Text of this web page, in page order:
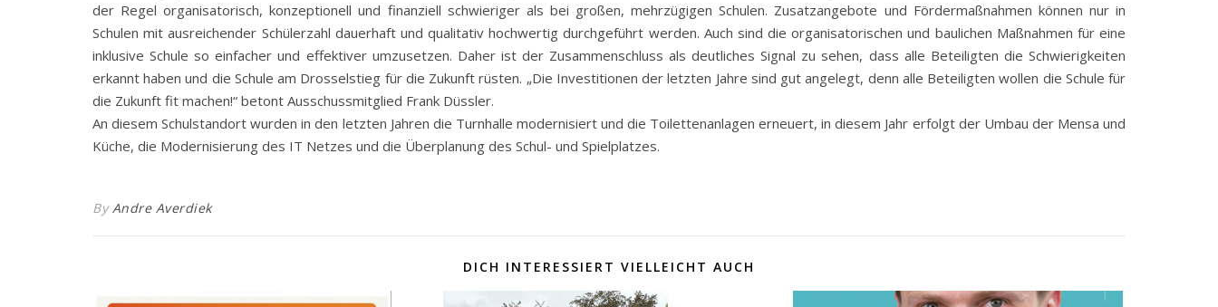
der Regel organisatorisch, konzeptionell und finanziell schwieriger als bei großen, mehrzügigen Schulen. Zusatzangebote und Fördermaßnahmen können nur in
Schulen mit ausreichender Schülerzahl dauerhaft und qualitativ hochwertig durchgeführt werden. Auch sind die organisatorischen und baulichen Maßnahmen für eine
inklusive Schule so einfacher und effektiver umzusetzen. Daher ist der Zusammenschluss als deutliches Signal zu sehen, dass alle Beteiligten die Schwierigkeiten
erkannt haben und die Schule am Drosselstieg für die Zukunft rüsten. „Die Investitionen der letzten Jahre sind gut angelegt, denn alle Beteiligten wollen die Schule für
die Zukunft fit machen!“ betont Ausschussmitglied Frank Düssler.
An diesem Schulstandort wurden in den letzten Jahren die Turnhalle modernisiert und die Toilettenanlagen erneuert, in diesem Jahr erfolgt der Umbau der Mensa und
Küche, die Modernisierung des IT Netzes und die Überplanung des Schul- und Spielplatzes.
ByAndre Averdiek
DICH INTERESSIERT VIELLEICHT AUCH